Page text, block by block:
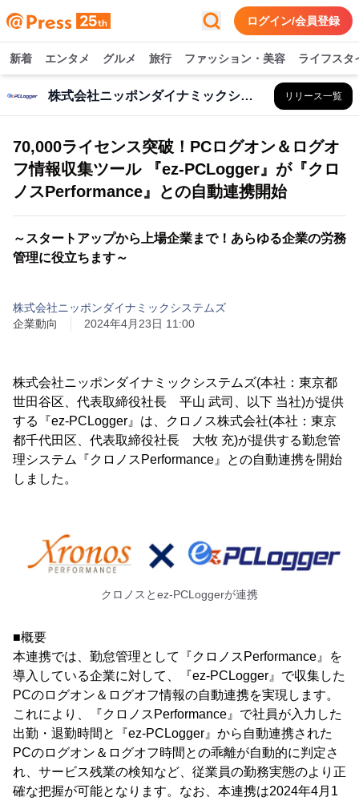
ログイン/会員登録
新着 エンタメ グルメ 旅行 ファッション・美容 ライフスタ
株式会社ニッポンダイナミックシステムズ リリース一覧
70,000ライセンス突破！PCログオン＆ログオ
フ情報収集ツール 『ez-PCLogger』が『クロ
ノスPerformance』との自動連携開始
～スタートアップから上場企業まで！あらゆる企業の労務
管理に役立ちます～
株式会社ニッポンダイナミックシステムズ
企業動向
2024年4月23日 11:00
株式会社ニッポンダイナミックシステムズ(本社：東京都
世田谷区、代表取締役社長 平山 武司、以下 当社)が提供
する『ez-PCLogger』は、クロノス株式会社(本社：東京
都千代田区、代表取締役社長 大牧 充)が提供する勤怠管
理システム『クロノスPerformance』との自動連携を開始
しました。
クロノスとez-PCLoggerが連携
■概要
本連携では、勤怠管理として『クロノスPerformance』を
導入している企業に対して、『ez-PCLogger』で収集した
PCのログオン＆ログオフ情報の自動連携を実現します。
これにより、『クロノスPerformance』で社員が入力した
出勤・退勤時間と『ez-PCLogger』から自動連携された
PCのログオン＆ログオフ時間との乖離が自動的に判定さ
れ、サービス残業の検知など、従業員の勤務実態のより正
確な把握が可能となります。なお、本連携は2024年4月1